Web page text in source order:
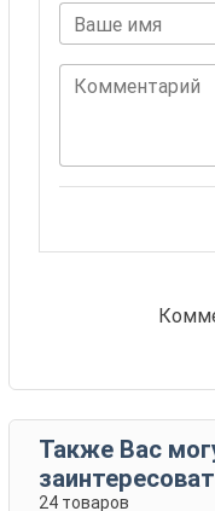
Ваше имя
Комментарий
Также Вас
24 товаров